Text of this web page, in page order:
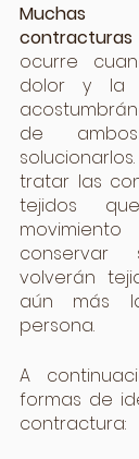
Muchas
ocurre
dolor y la
de
tratar las
tejidos
conservar
volverán
aún más
persona.
A
formas de
contractura: